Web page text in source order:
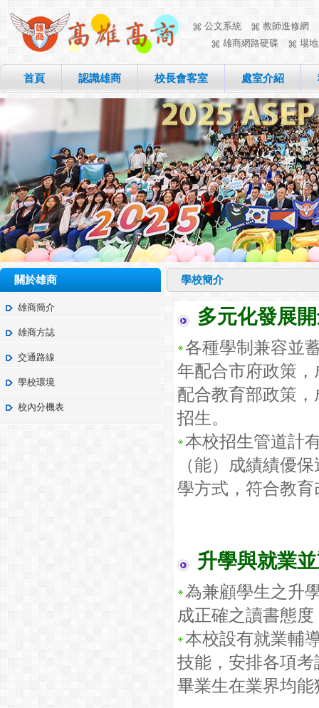
教師進修網
公文系統
場
雄商網路硬碟
首頁 認識雄商 校長會客室 處室介紹
關於雄商
雄商簡介
雄商方誌
交通路線
學校環境
校內分機表
學校簡介
多元化發展
各種學制兼容並
年配合市府政策
配合教育部政策
招生。
本校招生管道計
（能）成績績優
學方式，符合教
升學與就業
為兼顧學生之升
成正確之讀書態
本校設有就業輔
技能，安排各項
畢業生在業界均能